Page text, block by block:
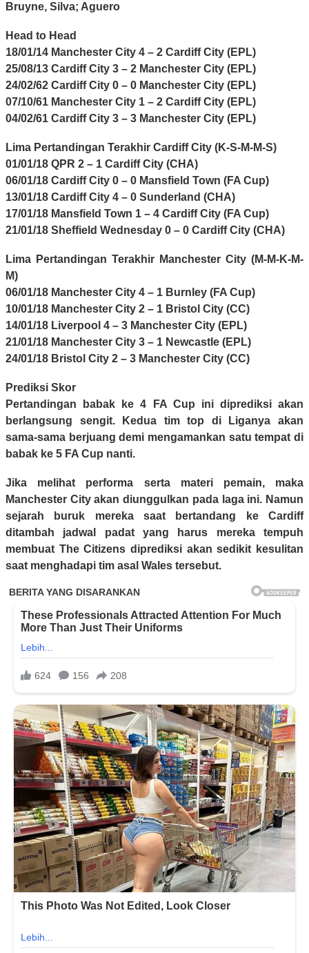
Bruyne, Silva; Aguero
Head to Head
18/01/14 Manchester City 4 – 2 Cardiff City (EPL)
25/08/13 Cardiff City 3 – 2 Manchester City (EPL)
24/02/62 Cardiff City 0 – 0 Manchester City (EPL)
07/10/61 Manchester City 1 – 2 Cardiff City (EPL)
04/02/61 Cardiff City 3 – 3 Manchester City (EPL)
Lima Pertandingan Terakhir Cardiff City (K-S-M-M-S)
01/01/18 QPR 2 – 1 Cardiff City (CHA)
06/01/18 Cardiff City 0 – 0 Mansfield Town (FA Cup)
13/01/18 Cardiff City 4 – 0 Sunderland (CHA)
17/01/18 Mansfield Town 1 – 4 Cardiff City (FA Cup)
21/01/18 Sheffield Wednesday 0 – 0 Cardiff City (CHA)
Lima Pertandingan Terakhir Manchester City (M-M-K-M-
M)
06/01/18 Manchester City 4 – 1 Burnley (FA Cup)
10/01/18 Manchester City 2 – 1 Bristol City (CC)
14/01/18 Liverpool 4 – 3 Manchester City (EPL)
21/01/18 Manchester City 3 – 1 Newcastle (EPL)
24/01/18 Bristol City 2 – 3 Manchester City (CC)
Prediksi Skor
Pertandingan babak ke 4 FA Cup ini diprediksi akan
berlangsung sengit. Kedua tim top di Liganya akan
sama-sama berjuang demi mengamankan satu tempat di
babak ke 5 FA Cup nanti.
Jika melihat performa serta materi pemain, maka
Manchester City akan diunggulkan pada laga ini. Namun
sejarah buruk mereka saat bertandang ke Cardiff
ditambah jadwal padat yang harus mereka tempuh
membuat The Citizens diprediksi akan sedikit kesulitan
saat menghadapi tim asal Wales tersebut.